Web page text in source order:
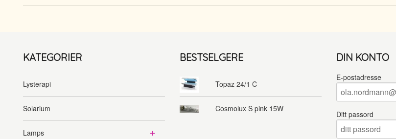
KATEGORIER
Lysterapi
Solarium
Lamps
BESTSELGERE
Topaz 24/1 C
Cosmolux S pink 15W
DIN KONTO
E-postadresse
Ditt passord